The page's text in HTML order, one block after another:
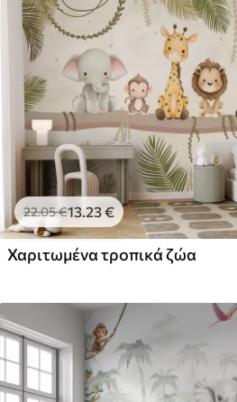
22.05€13.23€
Χαριτωμένα τροπικά ζώα